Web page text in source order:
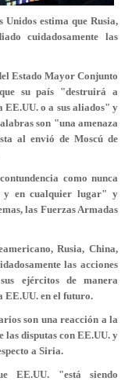
estima que Rusia,
cuidadosamente las
Estado Mayor Conjunto
su país "destruirá a
EE.UU. o a sus aliados" y
son "una amenaza
al envió de Moscú de
como nunca
y en cualquier lugar" y
las Fuerzas Armadas
Rusia, China,
las acciones
ejércitos de manera
EE.UU. en el futuro.
son una reacción a la
las disputas con EE.UU. y
a Siria.
EE.UU. "está siendo